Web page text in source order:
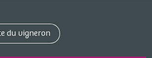
du vigneron